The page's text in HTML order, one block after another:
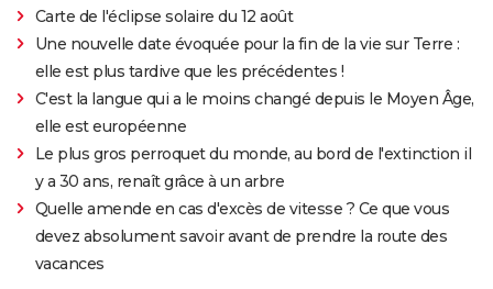
Carte de l'éclipse solaire du 12 août
Une nouvelle date évoquée pour la fin de la vie sur Terre :
elle est plus tardive que les précédentes !
C'est la langue qui a le moins changé depuis le Moyen Âge,
elle est européenne
Le plus gros perroquet du monde, au bord de l'extinction il
y a 30 ans, renaît grâce à un arbre
Quelle amende en cas d'excès de vitesse ? Ce que vous
devez absolument savoir avant de prendre la route des
vacances